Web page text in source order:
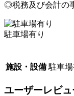
◎税務及び会計の
駐車場有り
施設・設備 駐車場
ユーザーレビュ